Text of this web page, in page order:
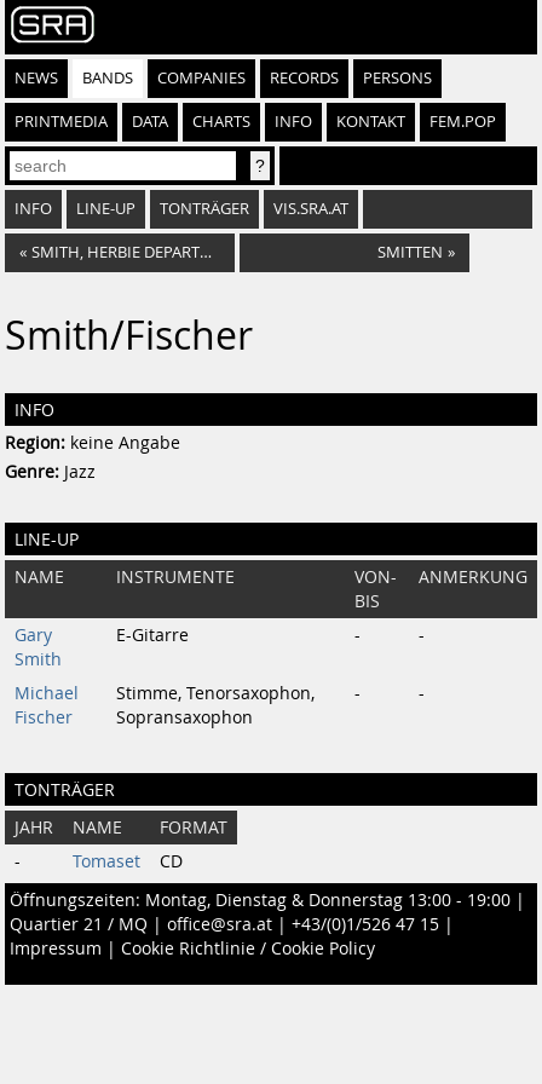
NEWS BANDS COMPANIES RECORDS PERSONS
PRINTMEDIA DATA CHARTS INFO KONTAKT FEM.POP
INFO LINE-UP TONTRÄGER VIS.SRA.AT
« SMITH, HERBIE DEPARTMENT SMITTEN »
Smith/Fischer
INFO
Region: keine Angabe
Genre: Jazz
LINE-UP
NAME INSTRUMENTE
VON-
BIS
ANMERKUNG
Gary
Smith
E-Gitarre - -
Michael
Fischer
Stimme, Tenorsaxophon,
Sopransaxophon
- -
TONTRÄGER
JAHR NAME
FORMAT
-
Tomaset
CD
Öffnungszeiten: Montag, Dienstag & Donnerstag 13:00 - 19:00 |
Quartier 21 / MQ | office@sra.at | +43/(0)1/526 47 15 |
Impressum | Cookie Richtlinie / Cookie Policy